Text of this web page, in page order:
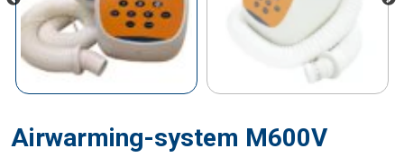
Airwarming-system M600V